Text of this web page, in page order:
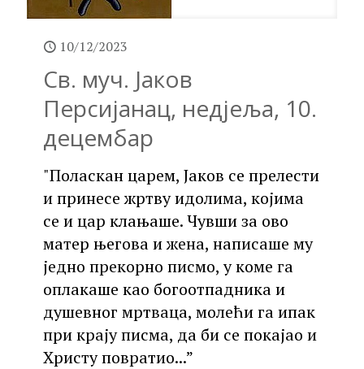
10/12/2023
Св. муч. Јаков
Персијанац, недјеља, 10.
децембар
"Поласкан царем, Јаков се прелести
и принесе жртву идолима, којима
се и цар клањаше. Чувши за ово
матер његова и жена, написаше му
једно прекорно писмо, у коме га
оплакаше као богоотпадника и
душевног мртваца, молећи га ипак
при крају писма, да би се покајао и
Христу повратио...”